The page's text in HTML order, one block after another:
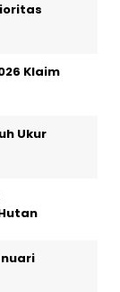
Klaim
Ukur